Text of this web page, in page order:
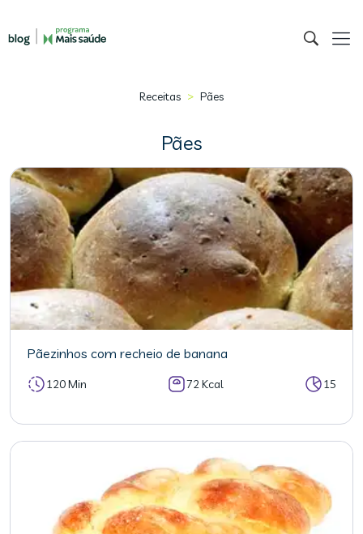
Receitas > Pães
Pães
Pãezinhos com recheio de banana
120 Min 72 Kcal 15